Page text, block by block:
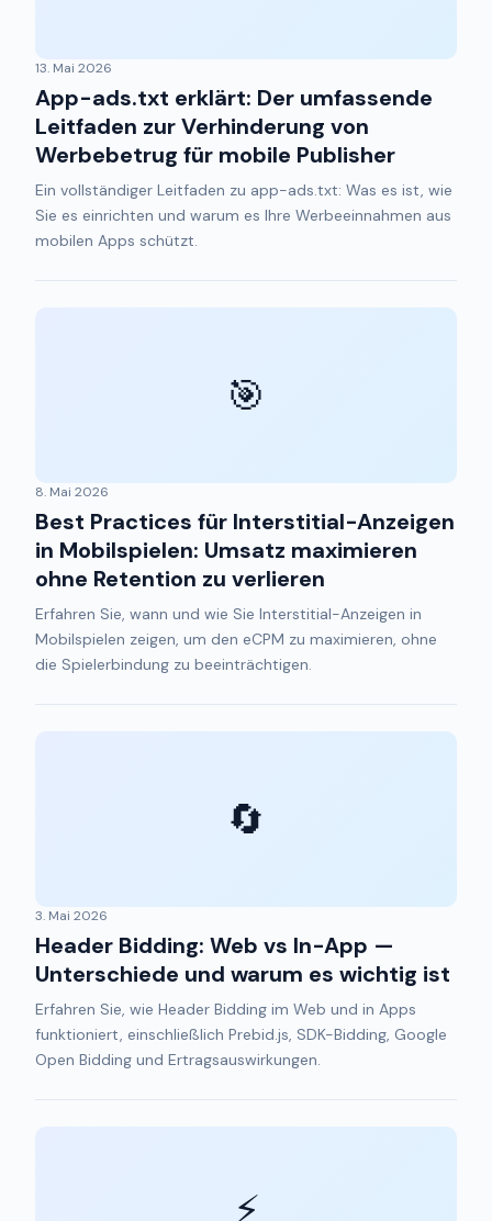
13. Mai 2026
App-ads.txt erklärt: Der umfassende
Leitfaden zur Verhinderung von
Werbebetrug für mobile Publisher
Ein vollständiger Leitfaden zu app-ads.txt: Was es ist, wie
Sie es einrichten und warum es Ihre Werbeeinnahmen aus
mobilen Apps schützt.
🎯
8. Mai 2026
Best Practices für Interstitial-Anzeigen
in Mobilspielen: Umsatz maximieren
ohne Retention zu verlieren
Erfahren Sie, wann und wie Sie Interstitial-Anzeigen in
Mobilspielen zeigen, um den eCPM zu maximieren, ohne
die Spielerbindung zu beeinträchtigen.
🔄
3. Mai 2026
Header Bidding: Web vs In-App —
Unterschiede und warum es wichtig ist
Erfahren Sie, wie Header Bidding im Web und in Apps
funktioniert, einschließlich Prebid.js, SDK-Bidding, Google
Open Bidding und Ertragsauswirkungen.
⚡